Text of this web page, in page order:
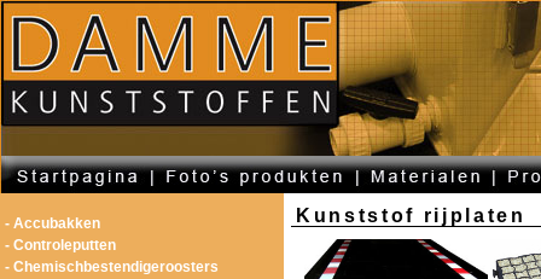
- Accubakken
- Controleputten
- Chemischbestendigeroosters
Kunststof rijplaten